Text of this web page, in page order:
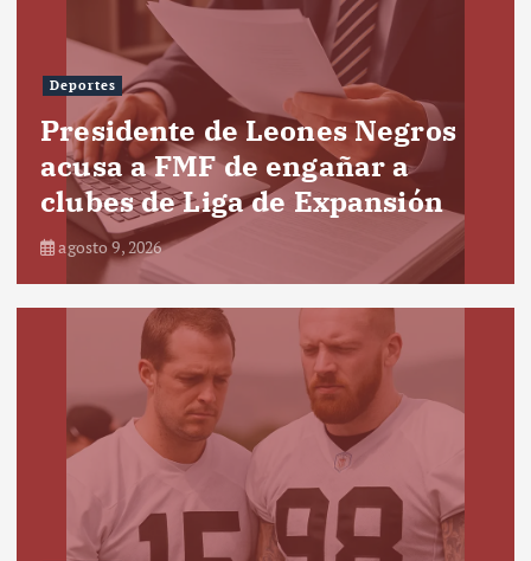
Deportes
Presidente de Leones Negros
acusa a FMF de engañar a
clubes de Liga de Expansión
agosto 9, 2026